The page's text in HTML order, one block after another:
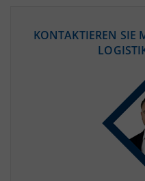
(STAND:
(Landkreis / Kreisfreie Stadt)
KONTAKTIEREN SIE